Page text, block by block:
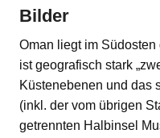
Bilder
Oman liegt im
ist geografisch stark
Küstenebenen und das
(inkl. der vom übrigen
getrennten Halbinsel